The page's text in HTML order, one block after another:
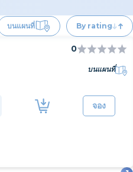
บนแผนที่ By rating
บนแผนที่
จอง
0